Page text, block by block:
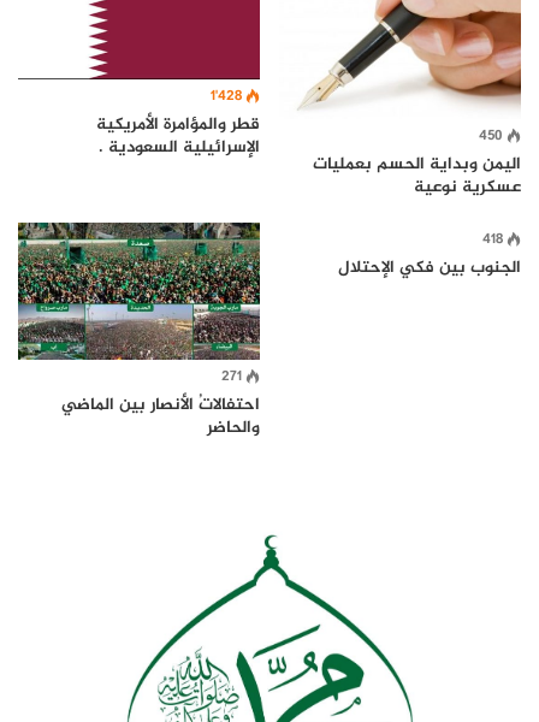
450
اليمن وبداية الحسم بعمليات
عسكرية نوعية
1٬428
قطر والمؤامرة الأمريكية
الإسرائيلية السعودية .
418
الجنوب بين فكي الإحتلال
271
احتفالاتُ الأنصار بين الماضي
والحاضر